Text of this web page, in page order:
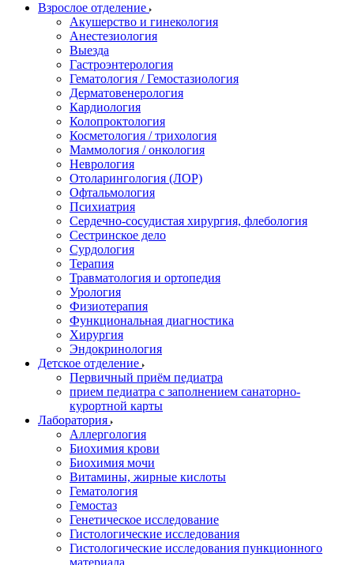
Взрослое отделение
Акушерство и гинекология
Анестезиология
Выезда
Гастроэнтерология
Гематология / Гемостазиология
Дерматовенерология
Кардиология
Колопроктология
Косметология / трихология
Маммология / онкология
Неврология
Отоларингология (ЛОР)
Офтальмология
Психиатрия
Сердечно-сосудистая хирургия, флебология
Сестринское дело
Сурдология
Терапия
Травматология и ортопедия
Урология
Физиотерапия
Функциональная диагностика
Хирургия
Эндокринология
Детское отделение
Первичный приём педиатра
прием педиатра с заполнением санаторно-
курортной карты
Лаборатория
Аллергология
Биохимия крови
Биохимия мочи
Витамины, жирные кислоты
Гематология
Гемостаз
Генетическое исследование
Гистологические исследования
Гистологические исследования пункционного
материала